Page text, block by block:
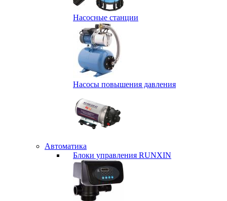
Насосные станции
Насосы повышения давления
Автоматика
Блоки управления RUNXIN